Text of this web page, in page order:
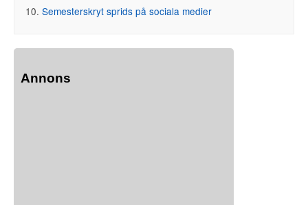
Semesterskryt sprids på sociala medier
Annons